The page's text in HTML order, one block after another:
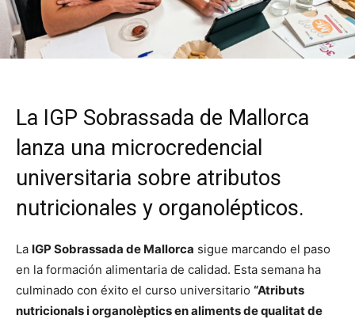
La IGP Sobrassada de Mallorca
lanza una microcredencial
universitaria sobre atributos
nutricionales y organolépticos.
La IGP Sobrassada de Mallorca sigue marcando el paso
en la formación alimentaria de calidad. Esta semana ha
culminado con éxito el curso universitario “Atributs
nutricionals i organolèptics en aliments de qualitat de